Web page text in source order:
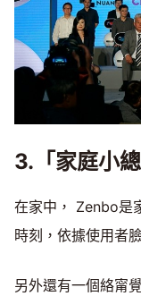
3.「家庭小總
在家中， Zenbo是
時刻，依據使用者
另外還有一個絡甯